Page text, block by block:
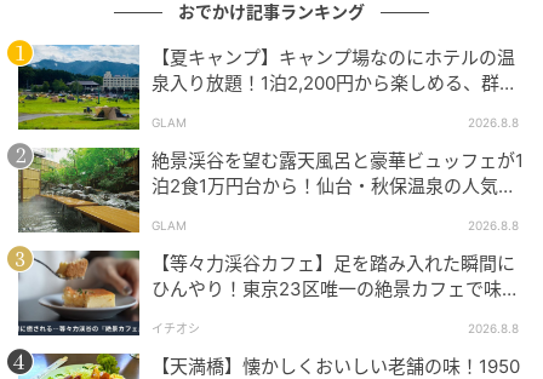
おでかけ記事ランキング
【夏キャンプ】キャンプ場なのにホテルの温
泉入り放題！1泊2,200円から楽しめる、群馬
GLAM 2026.8.8
絶景渓谷を望む露天風呂と豪華ビュッフェが1
泊2食1万円台から！仙台・秋保温泉の人気コ
GLAM 2026.8.8
【等々力渓谷カフェ】足を踏み入れた瞬間に
ひんやり！東京23区唯一の絶景カフェで味わ
イチオシ 2026.8.8
【天満橋】懐かしくおいしい老舗の味！1950